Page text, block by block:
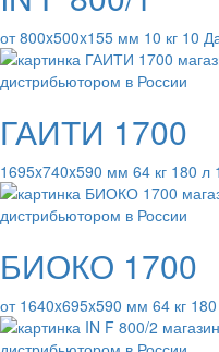
от 800x500x155 мм 10 кг 10
ГАИТИ 1700
1695x740x590 мм 64 кг 180 л
БИОКО 1700
от 1640x695x590 мм 64 кг